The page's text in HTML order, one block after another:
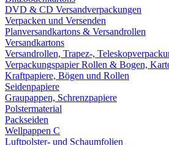
DVD & CD Versandverpackungen
Verpacken und Versenden
Planversandkartons & Versandrollen
Versandkartons
Versandrollen, Trapez-,
Verpackungspapier Rollen & Bogen,
Kraftpapiere, Bögen und Rollen
Seidenpapiere
Graupappen, Schrenzpapiere
Polstermaterial
Packseiden
Wellpappen C
Luftpolster- und Schaumfolien